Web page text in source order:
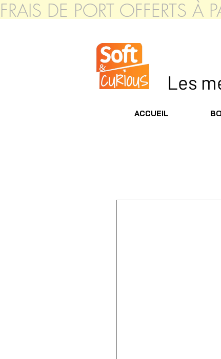
FRAIS DE PORT OFFERTS
Les
ACCUEIL